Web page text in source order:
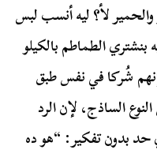
والحمير لأ؟ ليه أنسب لبس
بنشتري الطماطم بالكيلو
إنهم شُركا في نفس طبق
الساذج، لإن الرد
حد بدون تفكير: “هو ده